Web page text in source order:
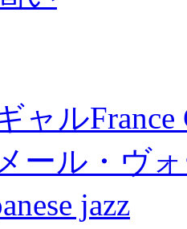
ャルFrance
ール・ヴ
jazz